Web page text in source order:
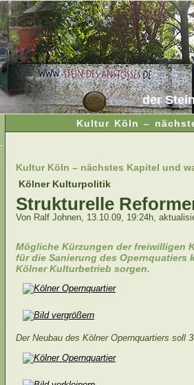
der
Kultur Köln –
Kultur Köln – nächstes Kapitel und
Kölner Kulturpolitik
Strukturelle
Von Ralf Johnen, 13.10.09, 19:24h,
Mögliche Kürzungen der freiwilligen
für die Sanierung des Opernquatiers
Kölner Kulturbetrieb sorgen.
Der Neubau des Kölner Opernquartiers soll